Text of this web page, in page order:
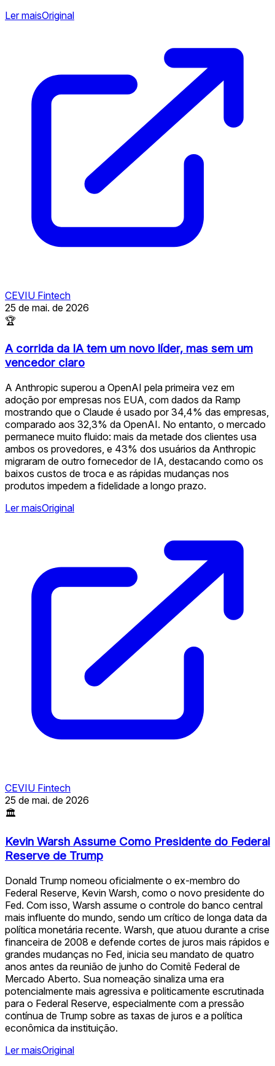
Ler maisOriginal
CEVIU Fintech
25 de mai. de 2026
🏆
A corrida da IA tem um novo líder, mas sem um
vencedor claro
A Anthropic superou a OpenAI pela primeira vez em
adoção por empresas nos EUA, com dados da Ramp
mostrando que o Claude é usado por 34,4% das empresas,
comparado aos 32,3% da OpenAI. No entanto, o mercado
permanece muito fluido: mais da metade dos clientes usa
ambos os provedores, e 43% dos usuários da Anthropic
migraram de outro fornecedor de IA, destacando como os
baixos custos de troca e as rápidas mudanças nos
produtos impedem a fidelidade a longo prazo.
Ler maisOriginal
CEVIU Fintech
25 de mai. de 2026
🏛
Kevin Warsh Assume Como Presidente do Federal
Reserve de Trump
Donald Trump nomeou oficialmente o ex-membro do
Federal Reserve, Kevin Warsh, como o novo presidente do
Fed. Com isso, Warsh assume o controle do banco central
mais influente do mundo, sendo um crítico de longa data da
política monetária recente. Warsh, que atuou durante a crise
financeira de 2008 e defende cortes de juros mais rápidos e
grandes mudanças no Fed, inicia seu mandato de quatro
anos antes da reunião de junho do Comitê Federal de
Mercado Aberto. Sua nomeação sinaliza uma era
potencialmente mais agressiva e politicamente escrutinada
para o Federal Reserve, especialmente com a pressão
contínua de Trump sobre as taxas de juros e a política
econômica da instituição.
Ler maisOriginal